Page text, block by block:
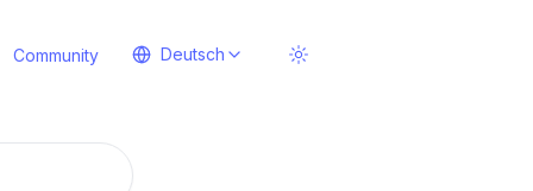
Community Deutsch